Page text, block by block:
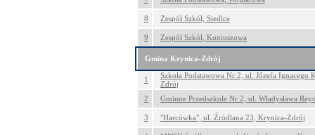
8 Zespół Szkół, Siedlce
9 Zespół Szkół, Koniuszowa
Gmina Krynica-Zdrój
1
Szkoła Podstawowa Nr 2, ul. Józefa Ignacego
Zdrój
2
Gminne Przedszkole Nr 2, ul. Władysława
3 "Harcówka", ul. Źródlana 23, Krynica-Zdrój